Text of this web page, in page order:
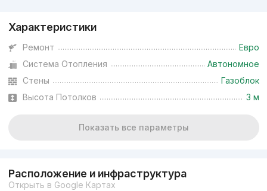
Характеристики
Ремонт
Евро
Система Отопления
Автономное
Стены
Газоблок
Высота Потолков
3 м
Показать все параметры
Расположение и инфраструктура
Открыть в Google Картах